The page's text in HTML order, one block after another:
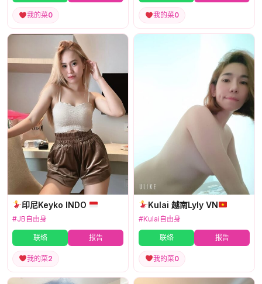
我的菜0 我的菜0
印尼Keyko INDO
#JB自由身
联络 报告
我的菜2
Kulai 越南Lyly VN
#Kulai自由身
联络 报告
我的菜0